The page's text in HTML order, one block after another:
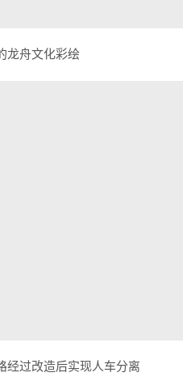
龙舟文化彩绘
经过改造后实现人车分离